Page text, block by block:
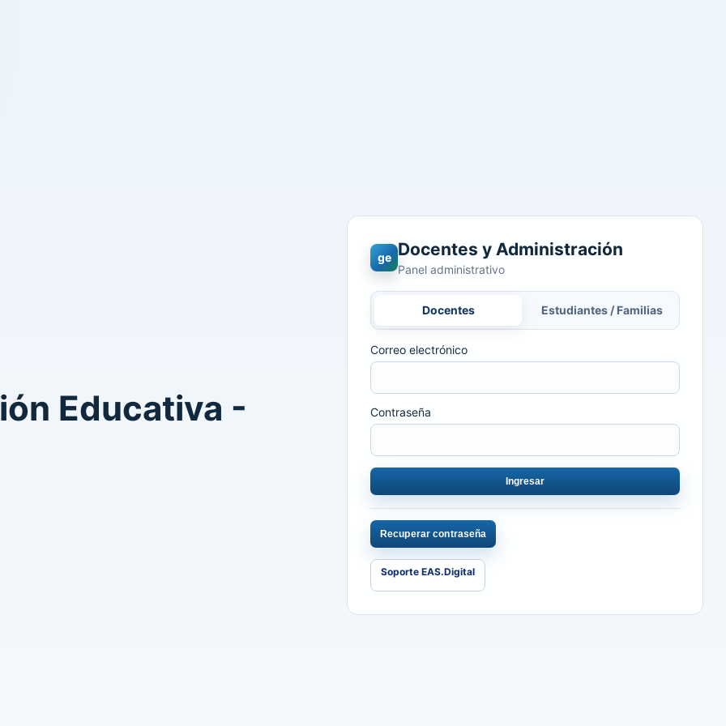
Educativa -
ge Docentes y Administración
Panel administrativo
Docentes Estudiantes / Familias
Correo electrónico
Contraseña
Ingresar
Recuperar contraseña
Soporte EAS.Digital